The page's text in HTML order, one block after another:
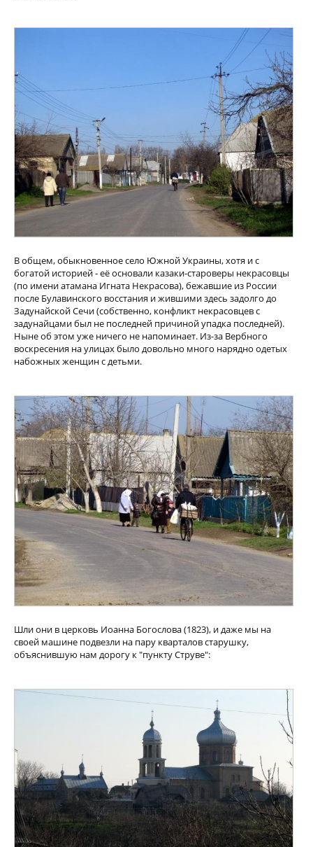
В общем, обыкновенное село Южной Украины, хотя и с
богатой историей - её основали казаки-староверы некрасовцы
(по имени атамана Игната Некрасова), бежавшие из России
после Булавинского восстания и жившими здесь задолго до
Задунайской Сечи (собственно, конфликт некрасовцев с
задунайцами был не последней причиной упадка последней).
Ныне об этом уже ничего не напоминает. Из-за Вербного
воскресения на улицах было довольно много нарядно одетых
набожных женщин с детьми.
Шли они в церковь Иоанна Богослова (1823), и даже мы на
своей машине подвезли на пару кварталов старушку,
объяснившую нам дорогу к "пункту Струве":